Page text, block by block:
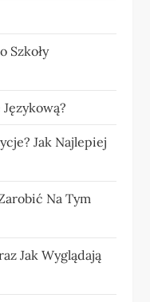
Szkoły
Jak Najlepiej
Na Tym
Jak Wyglądają